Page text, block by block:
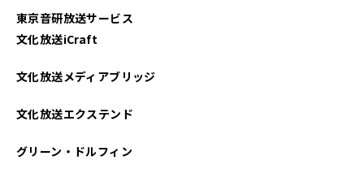
東京音研放送サービス
文化放送iCraft
文化放送メディアブリッジ
文化放送エクステンド
グリーン・ドルフィン